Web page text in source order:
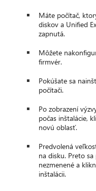
Máte počítač,
diskov a Unified
zapnutá.
Môžete
firmvér.
Pokúšate sa
počítači.
Po zobrazení
počas inštalácie,
novú oblasť.
Predvolená
na disku. Preto
nezmenené a
inštalácii.